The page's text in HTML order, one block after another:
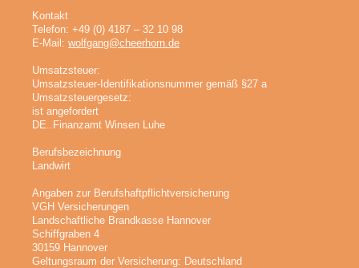
Kontakt
Telefon: +49 (0) 4187 – 32 10 98
E-Mail:wolfgang@cheerhorn.de
Umsatzsteuer:
Umsatzsteuer-Identifikationsnummer gemäß §27 a
Umsatzsteuergesetz:
ist angefordert
DE..Finanzamt Winsen Luhe
Berufsbezeichnung
Landwirt
Angaben zur Berufshaftpflichtversicherung
VGH Versicherungen
Landschaftliche Brandkasse Hannover
Schiffgraben 4
30159 Hannover
Geltungsraum der Versicherung: Deutschland